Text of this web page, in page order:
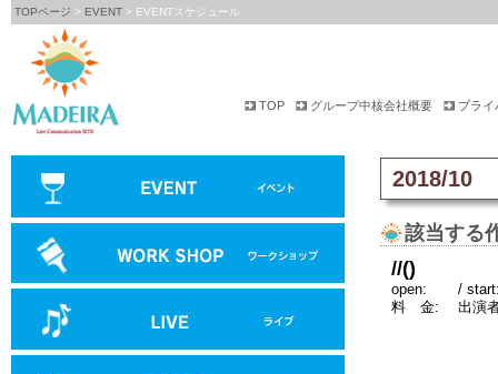
TOPページ > EVENT > EVENTスケジュール
TOP グループ中核会社概要 プライ
2018/10
該当する
//()
open:
/
料 金:
出演